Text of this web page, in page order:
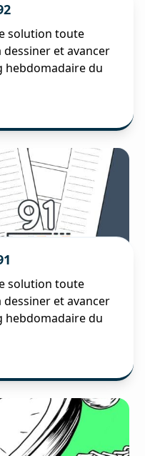
solution toute
et avancer
hebdomadaire du
solution toute
et avancer
hebdomadaire du